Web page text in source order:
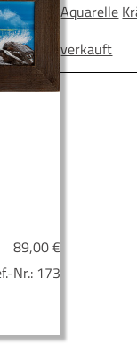
89,00€
Nr.: 173
Aquarelle
verkauft